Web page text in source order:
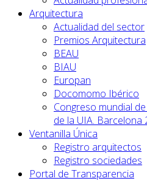
Arquitectura
Actualidad del sector
Premios Arquitectura
BEAU
BIAU
Europan
Docomomo Ibérico
Congreso mundial
de la UIA. Barcelona
Ventanilla Única
Registro arquitectos
Registro sociedades
Portal de Transparencia